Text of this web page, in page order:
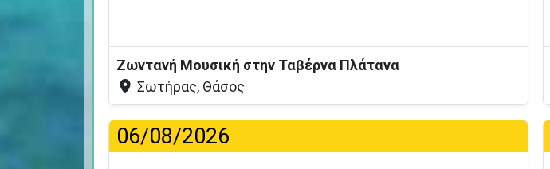
Ζωντανή Μουσική στην Ταβέρνα Πλάτανα
Σωτήρας, Θάσος
06/08/2026